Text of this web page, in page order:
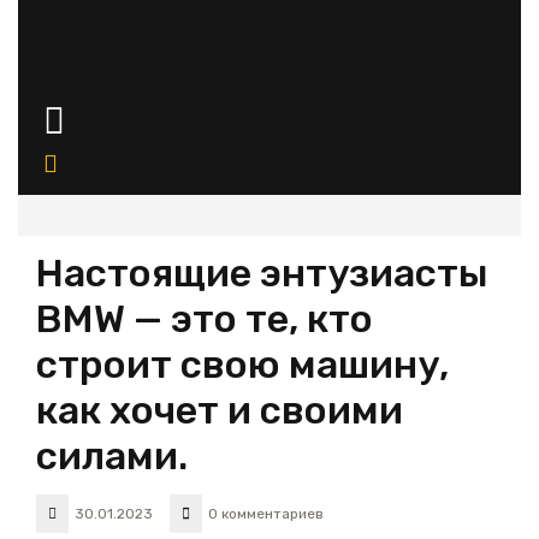
Настоящие энтузиасты
BMW — это те, кто
строит свою машину,
как хочет и своими
силами.
30.01.2023 0 комментариев